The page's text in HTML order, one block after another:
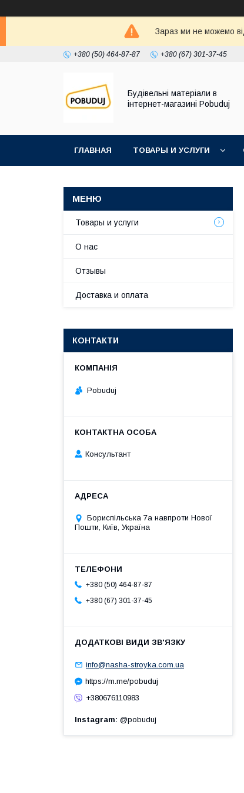
Зараз ми не можемо
+380 (50) 464-87-87 +380 (67) 301-37-45
Будівельні матеріали в
інтернет-магазині Pobuduj
ГЛАВНАЯ ТОВАРЫ И УСЛУГИ
Товары и услуги
О нас
Отзывы
Доставка и оплата
КОНТАКТИ
Pobuduj
Консультант
Бориспільська 7а навпроти Нової
Пошти, Київ, Україна
+380 (50) 464-87-87
+380 (67) 301-37-45
info@nasha-stroyka.com.ua
https://m.me/pobuduj
+380676110983
Instagram @pobuduj